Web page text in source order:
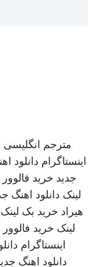
مترجم
اینستاگرام دانلود
جدید خرید فالوور
لینک دانلود اهنگ
هیراد خرید بک لینک
لینک خرید فالوور
اینستاگرام
دانلود اهنگ